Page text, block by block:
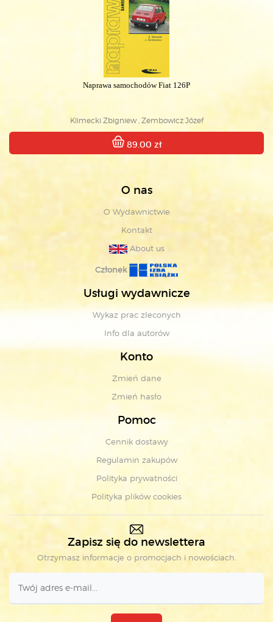
Naprawa samochodów Fiat 126P
Klimecki Zbigniew , Zembowicz Józef
89.00 zł
O nas
O Wydawnictwie
Kontakt
About us
Członek
Usługi wydawnicze
Wykaz prac zleconych
Info dla autorów
Konto
Zmień dane
Zmień hasło
Pomoc
Cennik dostawy
Regulamin zakupów
Polityka prywatności
Polityka plików cookies
Zapisz się do newslettera
Otrzymasz informacje o promocjach i nowościach.